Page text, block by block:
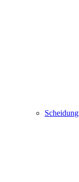
Scheidung